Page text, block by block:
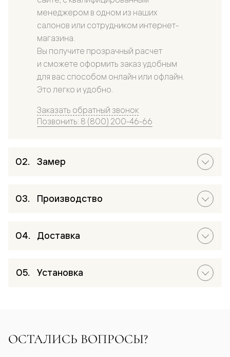
менеджером в одном из наших
салонов или сотрудником интернет-
магазина.
Вы получите прозрачный расчет
и сможете оформить заказ удобным
для вас способом онлайн или офлайн.
Это легко и удобно.
Заказать обратный звонок
Позвонить: 8 (800) 200-46-66
Замер
Производство
Доставка
Установка
ОСТАЛИСЬ ВОПРОСЫ?